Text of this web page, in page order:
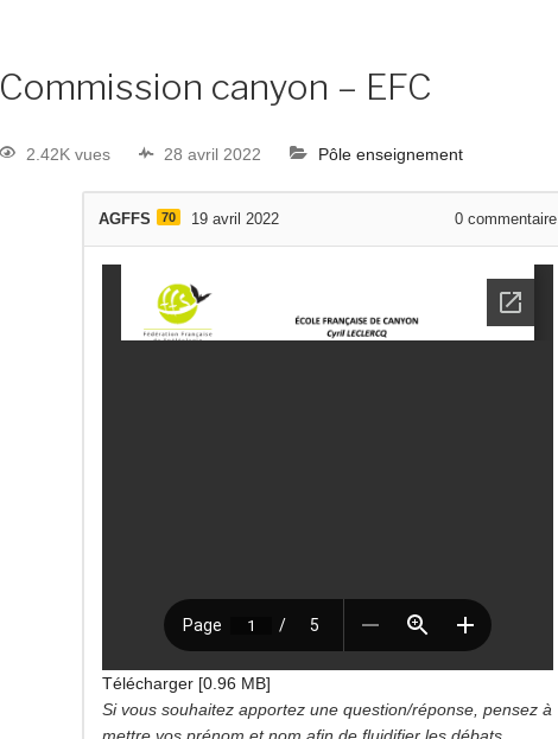
Commission canyon – EFC
2.42K vues 28 avril 2022 Pôle enseignement
AGFFS 70 19 avril 2022 0 commentaire
Télécharger [0.96 MB]
Si vous souhaitez apportez une question/réponse, pensez à